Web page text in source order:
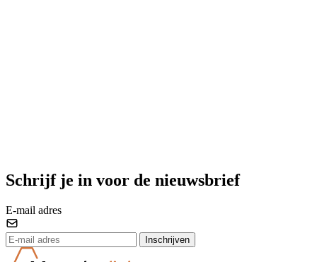
Schrijf je in voor de nieuwsbrief
E-mail adres
Inschrijven